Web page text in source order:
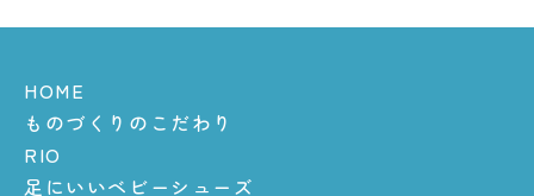
HOME
ものづくりのこだわり
RIO
足にいいベビーシューズ